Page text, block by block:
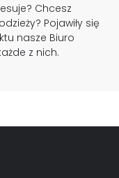
Chcesz
Pojawiły się
nasze Biuro
z nich.